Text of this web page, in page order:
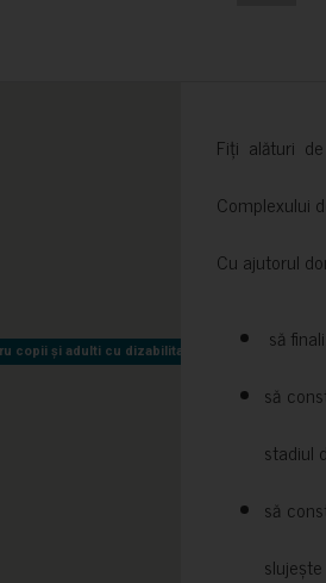
copii și adulti cu dizabilitati neuromotorii
copii și adulti cu dizabilitati neuromotorii
Fiți alături
Complexului
Cu ajutorul
să
să
stadiul
să